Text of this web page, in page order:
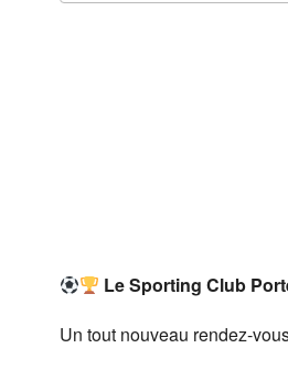
Le Sporting Club
Un tout nouveau rendez-